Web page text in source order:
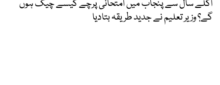
اگلے سال سے پنجاب میں امتحانی پرچے کیسے چیک ہوں
گے؟ وزیر تعلیم نے جدید طریقہ بتادیا